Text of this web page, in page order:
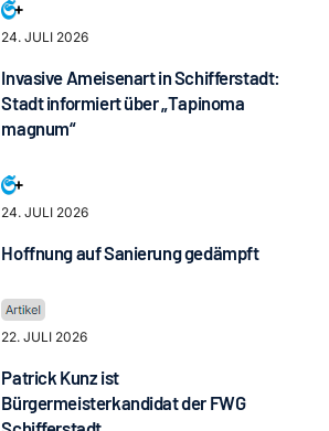
24. JULI 2026
Invasive Ameisenart in Schifferstadt:
Stadt informiert über „Tapinoma
magnum“
24. JULI 2026
Hoffnung auf Sanierung gedämpft
22. JULI 2026
Patrick Kunz ist
Bürgermeisterkandidat der FWG